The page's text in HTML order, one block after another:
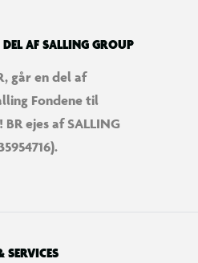
AF SALLING GROUP
går en del af
Fondene til
ejes af SALLING